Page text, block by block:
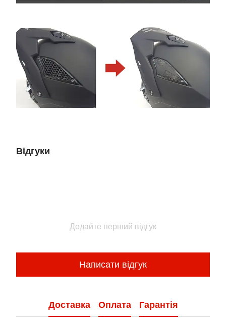
Відгуки
Додайте перший відгук
Написати відгук
Доставка Оплата Гарантія